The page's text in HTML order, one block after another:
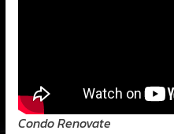
Condo Renovate